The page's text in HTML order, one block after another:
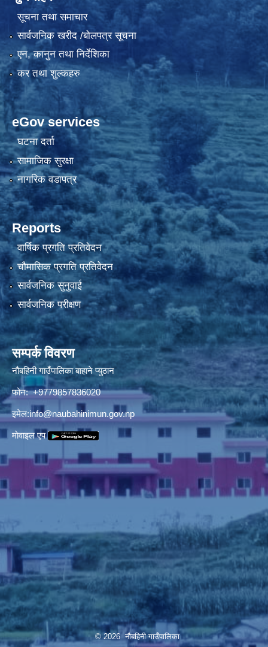
सूचना तथा समाचार
सार्वजनिक खरीद /बोलपत्र सूचना
एन, कानुन तथा निर्देशिका
कर तथा शुल्कहरु
eGov services
घटना दर्ता
सामाजिक सुरक्षा
नागरिक वडापत्र
Reports
वार्षिक प्रगति प्रतिवेदन
चौमासिक प्रगति प्रतिवेदन
सार्वजनिक सुनुवाई
सार्वजनिक परीक्षण
सम्पर्क विवरण
नौबहिनी गाउँपालिका बाहाने प्युठान
फोन: +9779857836020
इमेल:info@naubahinimun.gov.np
माेवाइल एप
© 2026 नौबहिनी गाउँपालिका